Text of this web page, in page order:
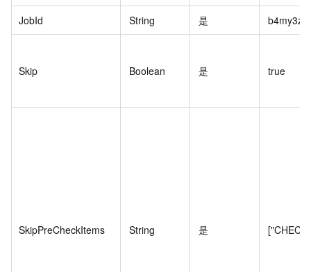
JobId String 是
Skip Boolean 是 true
SkipPreCheckItems String 是